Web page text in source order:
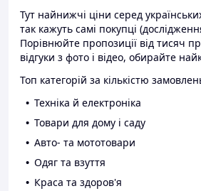
Тут найнижчі ціни серед
так кажуть самі покупці
Порівнюйте пропозиції від тисяч
відгуки з фото і відео, обирайте
Топ категорій за кількістю
Техніка й електроніка
Товари для дому і саду
Авто- та мототовари
Одяг та взуття
Краса та здоров'я